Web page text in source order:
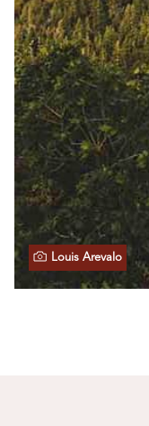
Louis Arevalo